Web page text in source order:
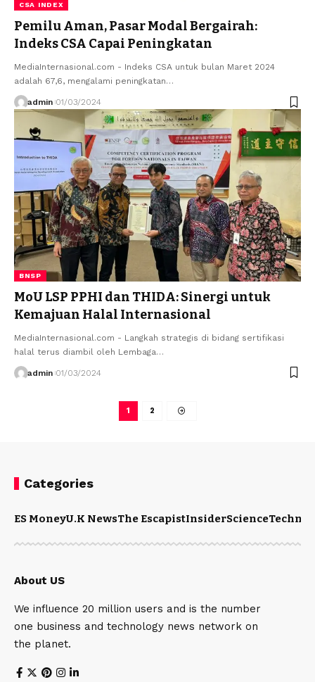
CSA INDEX
Pemilu Aman, Pasar Modal Bergairah:
Indeks CSA Capai Peningkatan
MediaInternasional.com - Indeks CSA untuk bulan Maret 2024
adalah 67,6, mengalami peningkatan…
admin 01/03/2024
BNSP
MoU LSP PPHI dan THIDA: Sinergi untuk
Kemajuan Halal Internasional
MediaInternasional.com - Langkah strategis di bidang sertifikasi
halal terus diambil oleh Lembaga…
admin 01/03/2024
1 2
Categories
ES MoneyU.K NewsThe EscapistInsiderScience
About US
We influence 20 million users and is the number
one business and technology news network on
the planet.